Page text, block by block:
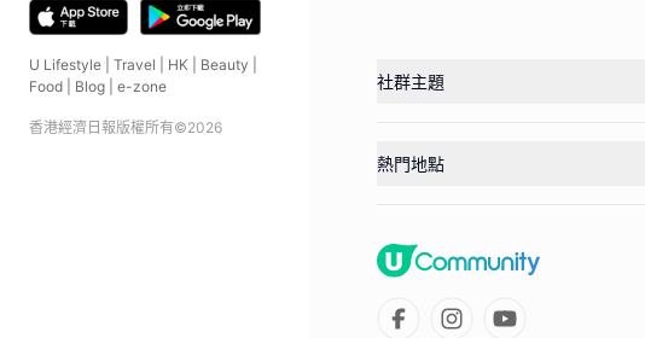
U Lifestyle Travel HK Beauty
Food
Blog e-zone
香港經濟日報版權所有©2026
社群主題
熱門地點